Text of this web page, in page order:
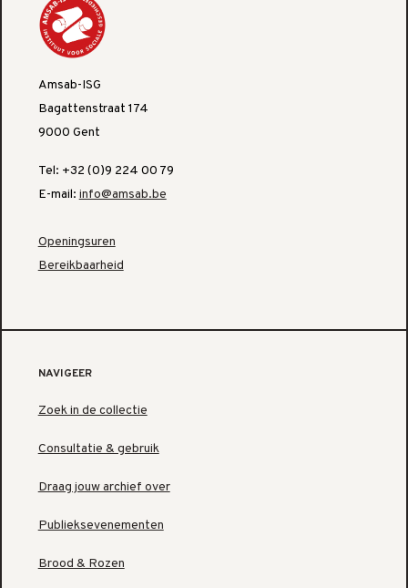
Amsab-ISG
Bagattenstraat 174
9000 Gent
Tel: +32 (0)9 224 00 79
E-mail: info@amsab.be
Openingsuren
Bereikbaarheid
NAVIGEER
Zoek in de collectie
Consultatie & gebruik
Draag jouw archief over
Publieksevenementen
Brood & Rozen